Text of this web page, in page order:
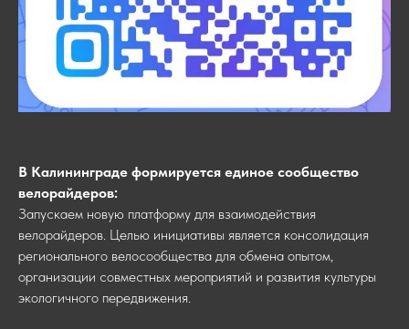
В Калининграде формируется единое сообщество
велорайдеров:
Запускаем новую платформу для взаимодействия
велорайдеров. Целью инициативы является консолидация
регионального велосообщества для обмена опытом,
организации совместных мероприятий и развития культуры
экологичного передвижения.